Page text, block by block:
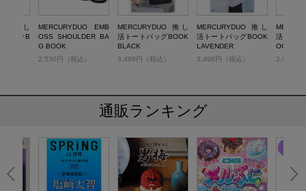
推し
ポーチB
MERCURYDUO EMB
OSS SHOULDER BA
G BOOK
2,530円（税込）
MERCURYDUO 推し
活トートバッグBOOK
BLACK
3,498円（税込）
MERCURYDUO 推し
活トートバッグBOOK
LAVENDER
3,498円（税込）
活バイ
OOK
2,849円
通販ランキング